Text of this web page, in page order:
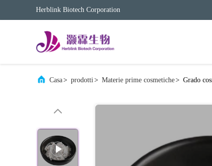
Herblink Biotech Corporation
Casa> prodotti> Materie prime cosmetiche> Grado